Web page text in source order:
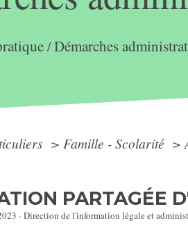
/Démarches
> Famille - Scolarité >
PARTAGÉE
- Direction de l'information légale et